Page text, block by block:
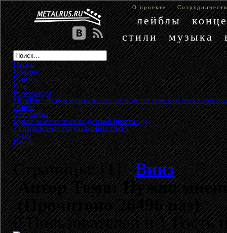
О проекте
лейблы
стили
музыка
Начало
Помощь
Поиск
Вход
Регистрация
MetalRus - Форум музыкального сообщества тяжелого рока и металла
Общее»
Литература»
Нужно мнение по поводу такой цитаты ))))
« предыдущая тема следующая тема »
Ответ
Печать
Страницы: [1]Вниз
АвторТема: Нужно
(Прочитано 26496 раз)
0 Пользователей и 1 Гость